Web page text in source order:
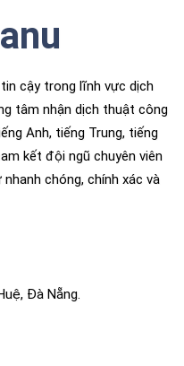
cậy trong lĩnh vực dịch
tâm nhận dịch thuật công
Anh, tiếng Trung, tiếng
kết đội ngũ chuyên viên
chóng, chính xác và
Đà Nẵng.